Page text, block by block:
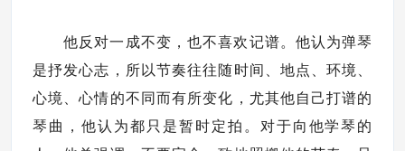
他反对一成不变，也不喜欢记谱。他认为弹琴
是抒发心志，所以节奏往往随时间、地点、环境、
心境、心情的不同而有所变化，尤其他自己打谱的
琴曲，他认为都只是暂时定拍。对于向他学琴的